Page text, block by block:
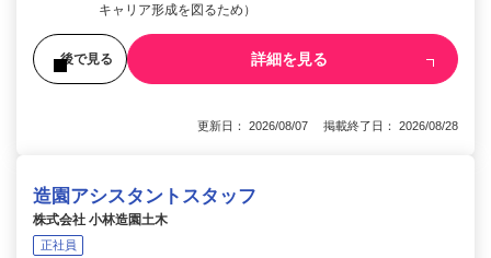
キャリア形成を図るため）
後で見る 詳細を見る
更新日： 2026/08/07 掲載終了日： 2026/08/28
造園アシスタントスタッフ
株式会社 小林造園土木
正社員